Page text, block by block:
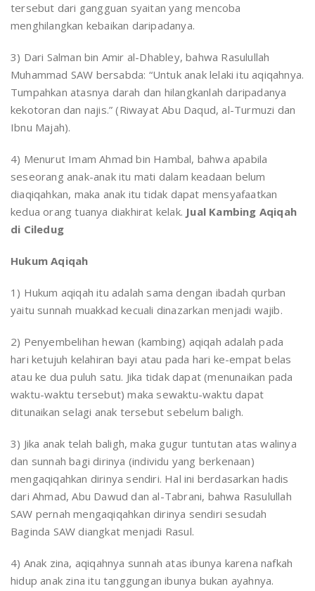
tersebut dari gangguan syaitan yang mencoba
menghilangkan kebaikan daripadanya.
3) Dari Salman bin Amir al-Dhabley, bahwa Rasulullah
Muhammad SAW bersabda: “Untuk anak lelaki itu aqiqahnya.
Tumpahkan atasnya darah dan hilangkanlah daripadanya
kekotoran dan najis.” (Riwayat Abu Daqud, al-Turmuzi dan
Ibnu Majah).
4) Menurut Imam Ahmad bin Hambal, bahwa apabila
seseorang anak-anak itu mati dalam keadaan belum
diaqiqahkan, maka anak itu tidak dapat mensyafaatkan
kedua orang tuanya diakhirat kelak. Jual Kambing Aqiqah
di Ciledug
Hukum Aqiqah
1) Hukum aqiqah itu adalah sama dengan ibadah qurban
yaitu sunnah muakkad kecuali dinazarkan menjadi wajib.
2) Penyembelihan hewan (kambing) aqiqah adalah pada
hari ketujuh kelahiran bayi atau pada hari ke-empat belas
atau ke dua puluh satu. Jika tidak dapat (menunaikan pada
waktu-waktu tersebut) maka sewaktu-waktu dapat
ditunaikan selagi anak tersebut sebelum baligh.
3) Jika anak telah baligh, maka gugur tuntutan atas walinya
dan sunnah bagi dirinya (individu yang berkenaan)
mengaqiqahkan dirinya sendiri. Hal ini berdasarkan hadis
dari Ahmad, Abu Dawud dan al-Tabrani, bahwa Rasulullah
SAW pernah mengaqiqahkan dirinya sendiri sesudah
Baginda SAW diangkat menjadi Rasul.
4) Anak zina, aqiqahnya sunnah atas ibunya karena nafkah
hidup anak zina itu tanggungan ibunya bukan ayahnya.